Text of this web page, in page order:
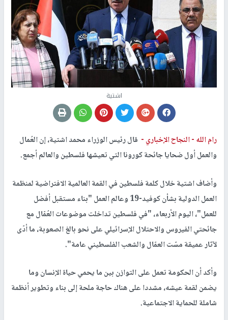
اشتية
رام الله -النجاح الإخباري - قال رئيس الوزراء محمد اشتية، إن العُمال
والعمل أول ضحايا جائحة كورونا التي تعيشها فلسطين والعالم أجمع.
وأضاف اشتية خلال كلمة فلسطين في القمة العالمية الافتراضية لمنظمة
العمل الدولية بشأن كوفيد-19 وعالم العمل "بناء مستقبل أفضل
للعمل"، اليوم الأربعاء، "في فلسطين تداخلت موضوعات العُمّال مع
جائحتي الفيروس والاحتلال الإسرائيلي على نحو بالغ الصعوبة، ما أدّى
لآثار عميقة مسّت العمّال والشعب الفلسطيني عامة".
وأكد أن الحكومة تعمل على التوازن بين ما يحمي حياة الإنسان وما
يضمن لقمة عيشه، مشددا على هناك حاجة ملحة إلى بناء وتطوير أنظمة
شاملة للحماية الاجتماعية.